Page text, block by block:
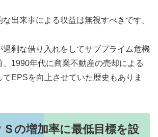
出来事による収益は無視すべきです。
過剰な借り入れをしてサブプライム危機
、1990年代に商業不動産の売却による
てEPSを向上させていた歴史もありま
Ｓの増加率に最低目標を設